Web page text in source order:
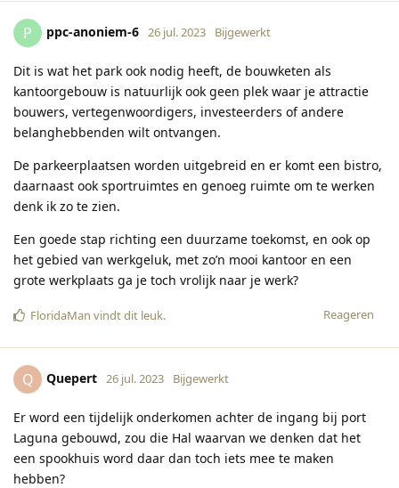
P ppc-anoniem-6 26 jul. 2023 Bijgewerkt
Dit is wat het park ook nodig heeft, de bouwketen als
kantoorgebouw is natuurlijk ook geen plek waar je attractie
bouwers, vertegenwoordigers, investeerders of andere
belanghebbenden wilt ontvangen.
De parkeerplaatsen worden uitgebreid en er komt een bistro,
daarnaast ook sportruimtes en genoeg ruimte om te werken
denk ik zo te zien.
Een goede stap richting een duurzame toekomst, en ook op
het gebied van werkgeluk, met zo’n mooi kantoor en een
grote werkplaats ga je toch vrolijk naar je werk?
Reageren
FloridaMan vindt dit leuk.
Q Quepert 26 jul. 2023 Bijgewerkt
Er word een tijdelijk onderkomen achter de ingang bij port
Laguna gebouwd, zou die Hal waarvan we denken dat het
een spookhuis word daar dan toch iets mee te maken
hebben?